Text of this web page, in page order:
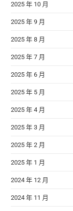
2025 年 10 月
2025 年 9 月
2025 年 8 月
2025 年 7 月
2025 年 6 月
2025 年 5 月
2025 年 4 月
2025 年 3 月
2025 年 2 月
2025 年 1 月
2024 年 12 月
2024 年 11 月